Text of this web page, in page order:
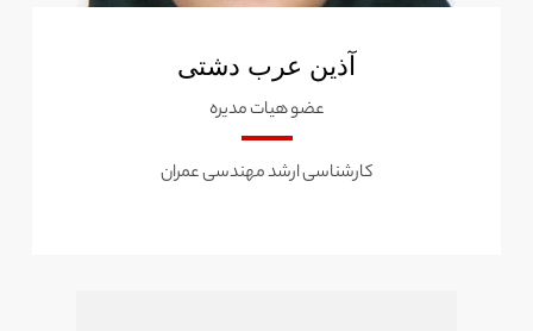
آذین عرب دشتی
عضو هیات مدیره
کارشناسی ارشد مهندسی عمران